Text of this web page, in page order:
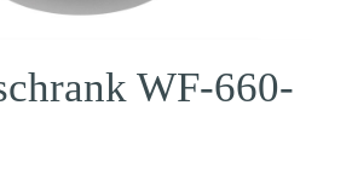
WF-660-